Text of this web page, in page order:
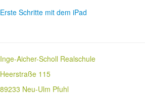
Erste Schritte mit dem iPad
Inge-Aicher-Scholl Realschule
Heerstraße 115
89233 Neu-Ulm Pfuhl